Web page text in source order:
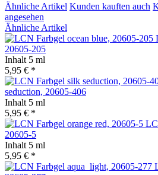
Ähnliche Artikel Kunden kauften auch
angesehen
Ähnliche Artikel
20605-205
Inhalt 5 ml
5,95 € *
seduction, 20605-406
Inhalt 5 ml
5,95 € *
20605-5
Inhalt 5 ml
5,95 € *